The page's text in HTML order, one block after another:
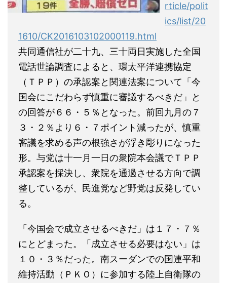
rticle/polit
ics/list/20
1610/CK2016103102000119.html
共同通信社が二十九、三十両日実施した全国
電話世論調査によると、環太平洋連携協定
（ＴＰＰ）の承認案と関連法案について「今
国会にこだわらず慎重に審議するべきだ」と
の回答が６６・５％となった。前回九月の７
３・２％より６・７ポイント減ったが、慎重
審議を求める声の根強さが浮き彫りになった
形。与党は十一月一日の衆院本会議でＴＰＰ
承認案を採決し、衆院を通過させる方向で調
整しているが、民進党など野党は反発してい
る。
「今国会で成立させるべきだ」は１７・７％
にとどまった。「成立させる必要はない」は
１０・３％だった。南スーダンでの国連平和
維持活動（ＰＫＯ）に参加する陸上自衛隊の